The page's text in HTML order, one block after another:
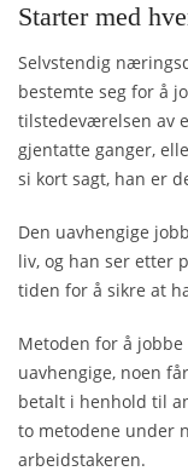
Starter med
Selvstendig
bestemte seg for å
tilstedeværelsen av
gjentatte ganger,
si kort sagt, han er
Den uavhengige
liv, og han ser etter
tiden for å sikre at
Metoden for å
uavhengige, noen
betalt i henhold til
to metodene under
arbeidstakeren.